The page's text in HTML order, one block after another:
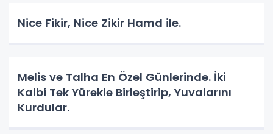
Nice Fikir, Nice Zikir Hamd ile.
Melis ve Talha En Özel Günlerinde. İki
Kalbi Tek Yürekle Birleştirip, Yuvalarını
Kurdular.